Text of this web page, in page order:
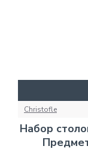
Christofle
Набор